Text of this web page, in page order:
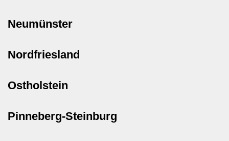
Neumünster
Nordfriesland
Ostholstein
Pinneberg-Steinburg